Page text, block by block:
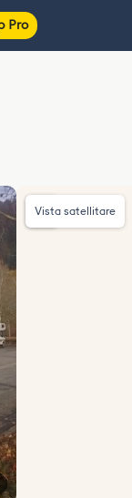
Pro
Vista satellitare